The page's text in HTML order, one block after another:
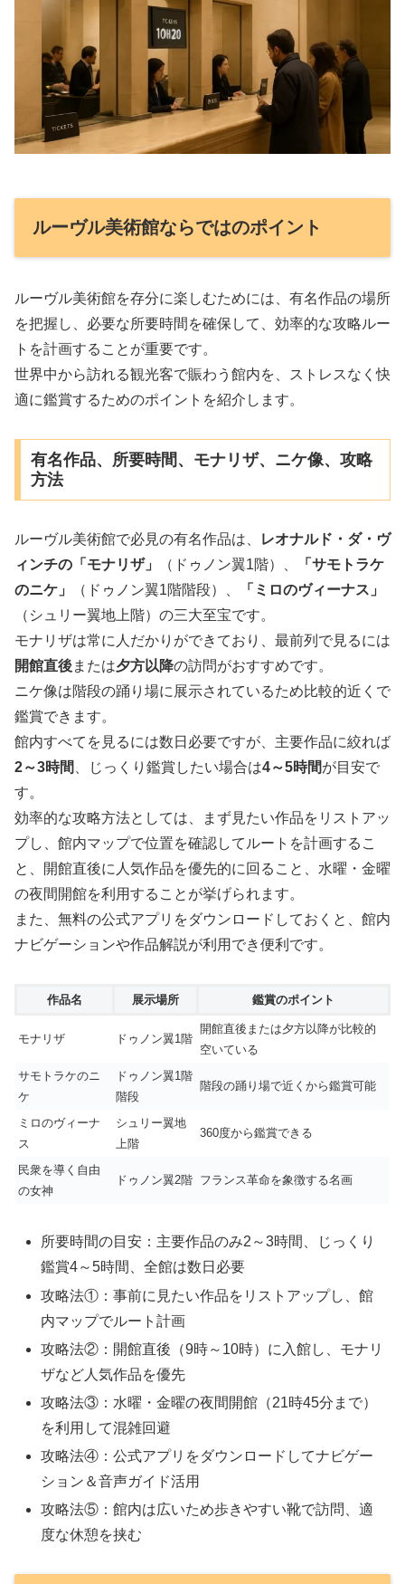
ルーヴル美術館ならではのポイント
ルーヴル美術館を存分に楽しむためには、有名作品の場所
を把握し、必要な所要時間を確保して、効率的な攻略ルー
トを計画することが重要です。
世界中から訪れる観光客で賑わう館内を、ストレスなく快
適に鑑賞するためのポイントを紹介します。
有名作品、所要時間、モナリザ、ニケ像、攻略
方法
ルーヴル美術館で必見の有名作品は、
レオナルド・ダ・ヴ
ィンチの「モナリザ」
（ドゥノン翼1階）、
「サモトラケ
のニケ」
（ドゥノン翼1階階段）、
「ミロのヴィーナス」
（シュリー翼地上階）の三大至宝です。
モナリザは常に人だかりができており、最前列で見るには
開館直後または夕方以降の訪問がおすすめです。
ニケ像は階段の踊り場に展示されているため比較的近くで
鑑賞できます。
館内すべてを見るには数日必要ですが、主要作品に絞れば
2～3時間
、じっくり鑑賞したい場合は4～5時間が目安で
す。
効率的な攻略方法としては、まず見たい作品をリストアッ
プし、館内マップで位置を確認してルートを計画するこ
と、開館直後に人気作品を優先的に回ること、水曜・金曜
の夜間開館を利用することが挙げられます。
また、無料の公式アプリをダウンロードしておくと、館内
ナビゲーションや作品解説が利用でき便利です。
作品名 展示場所 鑑賞のポイント
モナリザ ドゥノン翼1階
開館直後または夕方以降が比較的
空いている
サモトラケのニ
ケ
ドゥノン翼1階
階段
階段の踊り場で近くから鑑賞可能
ミロのヴィーナ
ス
シュリー翼地
上階
360度から鑑賞できる
民衆を導く自由
の女神
ドゥノン翼2階 フランス革命を象徴する名画
所要時間の目安：主要作品のみ2～3時間、じっくり
鑑賞4～5時間、全館は数日必要
攻略法①：事前に見たい作品をリストアップし、館
内マップでルート計画
攻略法②：開館直後（9時～10時）に入館し、モナリ
ザなど人気作品を優先
攻略法③：水曜・金曜の夜間開館（21時45分まで）
を利用して混雑回避
攻略法④：公式アプリをダウンロードしてナビゲー
ション＆音声ガイド活用
攻略法⑤：館内は広いため歩きやすい靴で訪問、適
度な休憩を挟む